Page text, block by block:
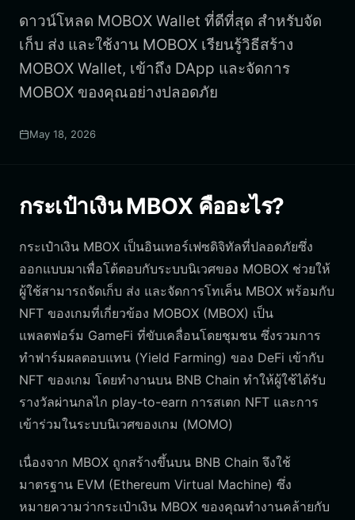
Português (Brasil)
Español (Argentina)
ดาวน์โหลด MOBOX Wallet ที่ดีที่สุด สำหรับจัด
เก็บ ส่ง และใช้งาน MOBOX เรียนรู้วิธีสร้าง
MOBOX Wallet, เข้าถึง DApp และจัดการ
MOBOX ของคุณอย่างปลอดภัย
May 18, 2026
กระเป๋าเงิน MBOX คืออะไร?
กระเป๋าเงิน MBOX เป็นอินเทอร์เฟซดิจิทัลที่ปลอดภัยซึ่ง
ออกแบบมาเพื่อโต้ตอบกับระบบนิเวศของ MOBOX ช่วยให้
ผู้ใช้สามารถจัดเก็บ ส่ง และจัดการโทเค็น MBOX พร้อมกับ
NFT ของเกมที่เกี่ยวข้อง MOBOX (MBOX) เป็น
แพลตฟอร์ม GameFi ที่ขับเคลื่อนโดยชุมชน ซึ่งรวมการ
ทำฟาร์มผลตอบแทน (Yield Farming) ของ DeFi เข้ากับ
NFT ของเกม โดยทำงานบน BNB Chain ทำให้ผู้ใช้ได้รับ
รางวัลผ่านกลไก play-to-earn การสเตก NFT และการ
เข้าร่วมในระบบนิเวศของเกม (MOMO)
เนื่องจาก MBOX ถูกสร้างขึ้นบน BNB Chain จึงใช้
มาตรฐาน EVM (Ethereum Virtual Machine) ซึ่ง
หมายความว่ากระเป๋าเงิน MBOX ของคุณทำงานคล้ายกับ